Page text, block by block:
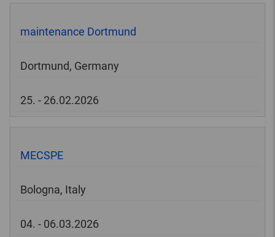
maintenance Dortmund
Dortmund, Germany
25. - 26.02.2026
MECSPE
Bologna, Italy
04. - 06.03.2026